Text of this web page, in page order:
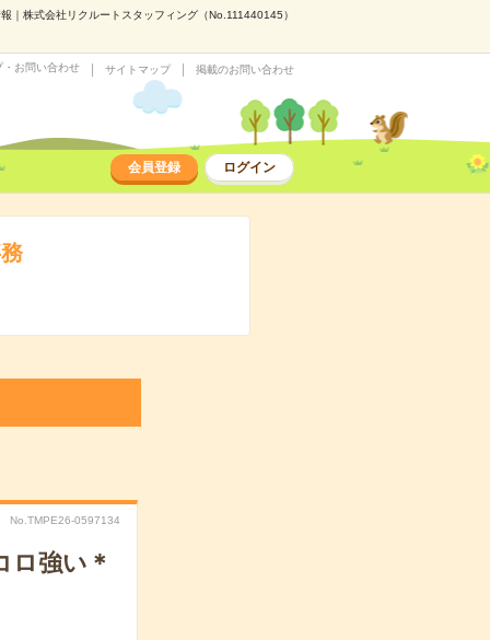
｜株式会社リクルートスタッフィング（No.111440145）
・お問い合わせ サイトマップ 掲載のお問い合わせ
会員登録 ログイン
No.TMPE26-0597134
ロ強い＊